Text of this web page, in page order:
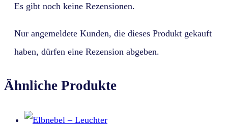
Es gibt noch keine Rezensionen.
Nur angemeldete Kunden, die dieses Produkt gekauft
haben, dürfen eine Rezension abgeben.
Ähnliche Produkte